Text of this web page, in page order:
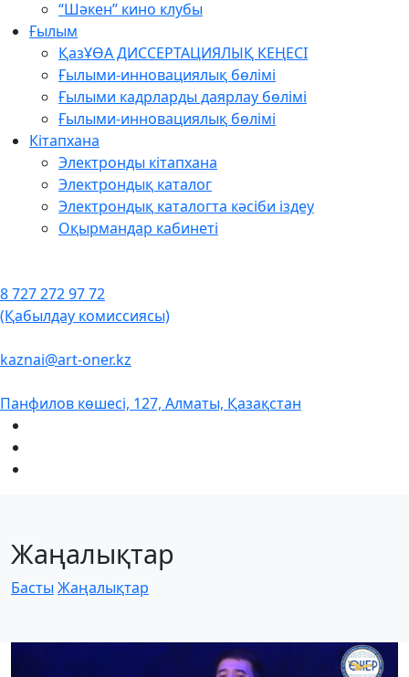
“Шәкен” кино клубы
Ғылым
ҚазҰӨА ДИССЕРТАЦИЯЛЫҚ КЕҢЕСІ
Ғылыми-инновациялық бөлімі
Ғылыми кадрларды даярлау бөлімі
Ғылыми-инновациялық бөлімі
Кітапхана
Электронды кітапхана
Электрондық каталог
Электрондық каталогта кәсіби іздеу
Оқырмандар кабинеті
8 727 272 97 72
(Қабылдау комиссиясы)
kaznai@art-oner.kz
Панфилов көшесі, 127, Алматы, Қазақстан
Жаңалықтар
Басты Жаңалықтар